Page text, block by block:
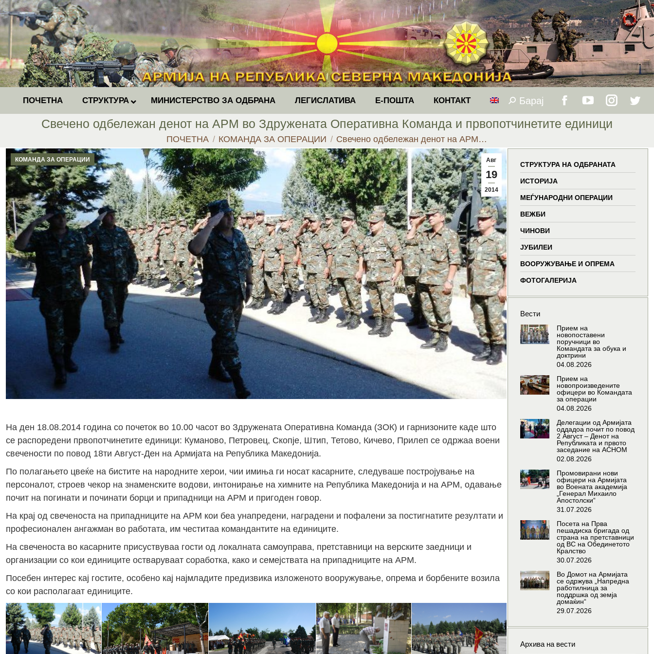
ПОЧЕТНА СТРУКТУРА МИНИСТЕРСТВО ЗА ОДБРАНА ЛЕГИСЛАТИВА Е-ПОШТА КОНТАКТ Search:
Барај
new
window
new
window
new
window
Свечено одбележан денот на АРМ во Здружената Оперативна Команда и првопотчинетите единици
You are here:
ПОЧЕТНА КОМАНДА ЗА ОПЕРАЦИИ Свечено одбележан денот на АРМ…
Авг
19
2014
КОМАНДА ЗА ОПЕРАЦИИ
На ден 18.08.2014 година со почеток во 10.00 часот во Здружената Оперативна Команда (ЗОК) и гарнизоните каде што
се распоредени првопотчинетите единици: Куманово, Петровец, Скопје, Штип, Тетово, Кичево, Прилеп се одржаа воени
свечености по повод 18ти Август-Ден на Армијата на Република Македонија.
По полагањето цвеќе на бистите на народните херои, чии имиња ги носат касарните, следуваше постројување на
персоналот, строев чекор на знаменските водови, интонирање на химните на Република Македонија и на АРМ, одавање
почит на погинати и починати борци и припадници на АРМ и пригоден говор.
На крај од свеченоста на припадниците на АРМ кои беа унапредени, наградени и пофалени за постигнатите резултати и
професионален ангажман во работата, им честитаа командантите на единиците.
На свеченоста во касарните присуствуваа гости од локалната самоуправа, претставници на верските заедници и
организации со кои единиците остваруваат соработка, како и семејствата на припадниците на АРМ.
Посебен интерес кај гостите, особено кај најмладите предизвика изложеното вооружување, опрема и борбените возила
со кои располагаат единиците.
СТРУКТУРА НА ОДБРАНАТА
ИСТОРИЈА
МЕЃУНАРОДНИ ОПЕРАЦИИ
ВЕЖБИ
ЧИНОВИ
ЈУБИЛЕИ
ВООРУЖУВАЊЕ И ОПРЕМА
ФОТОГАЛЕРИЈА
Вести
Прием на
новопоставени
поручници во
Командата за обука и
доктрини
04.08.2026
Прием на
новопроизведените
офицери во Командата
за операции
04.08.2026
Делегации од Армијата
оддадоа почит по повод
2 Август – Денот на
Републиката и првото
заседание на АСНОМ
02.08.2026
Промовирани нови
офицери на Армијата
во Воената академија
„Генерал Михаило
Апостолски“
31.07.2026
Посета на Прва
пешадиска бригада од
страна на претставници
од ВС на Обединетото
Кралство
30.07.2026
Во Домот на Армијата
се одржува „Напредна
работилница за
поддршка од земја
домаќин“
29.07.2026
Архива на вести